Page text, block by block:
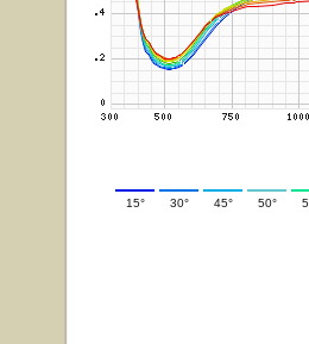
15° 30° 45° 50°